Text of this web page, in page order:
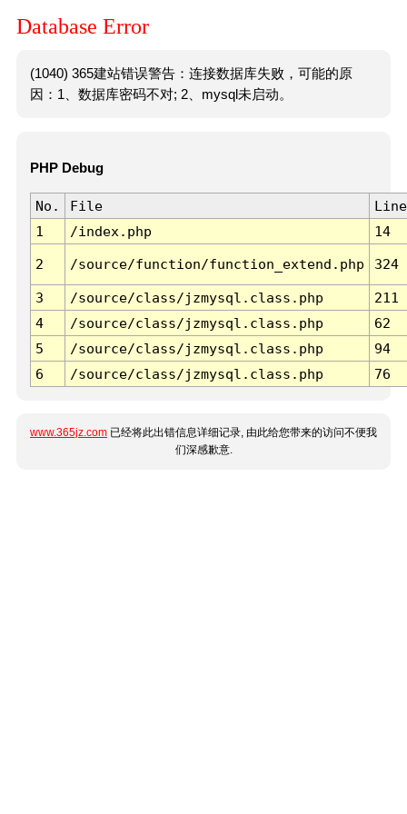
Database Error
(1040) 365建站错误警告：连接数据库失败，可能的原
因：1、数据库密码不对; 2、mysql未启动。
PHP Debug
No. File
Line
1
/index.php 14
2 /source/function/function_extend.php 324
3 /source/class/jzmysql.class.php
211
4
/source/class/jzmysql.class.php
62
5
/source/class/jzmysql.class.php
94
6
/source/class/jzmysql.class.php 76
www.365jz.com 已经将此出错信息详细记录, 由此给您带来的访问不便我
们深感歉意.